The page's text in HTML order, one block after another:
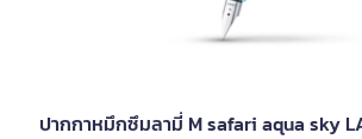
ปากกาหมึกซึมลามี่ M safari aqua sky